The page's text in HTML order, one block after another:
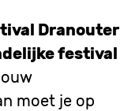
Dranouter
festival
moet je op